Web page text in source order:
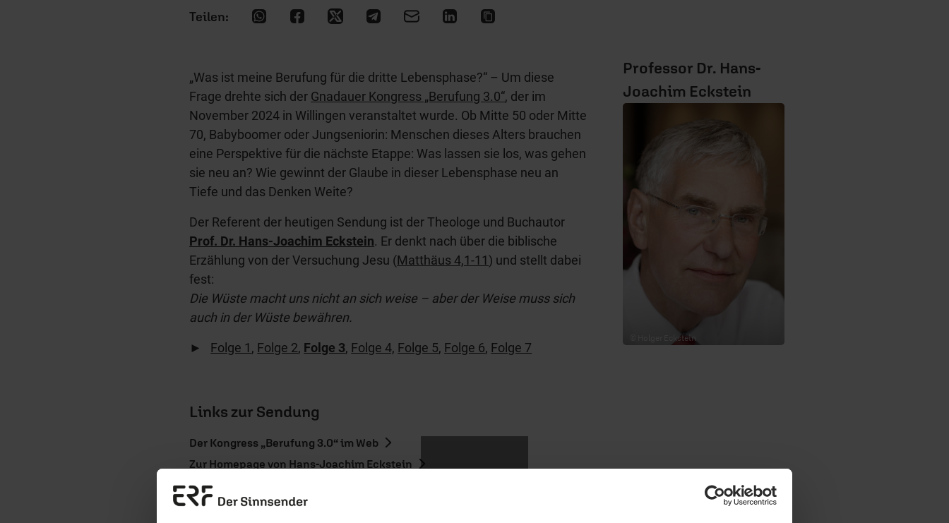
„Was ist meine Berufung für die dritte Lebensphase?“ – Um diese
Frage drehte sich der Gnadauer Kongress „Berufung 3.0“, der im
November 2024 in Willingen veranstaltet wurde. Ob Mitte 50 oder Mitte
70, Babyboomer oder Jungseniorin: Menschen dieses Alters brauchen
eine Perspektive für die nächste Etappe: Was lassen sie los, was gehen
sie neu an? Wie gewinnt der Glaube in dieser Lebensphase neu an
Tiefe und das Denken Weite?
Der Referent der heutigen Sendung ist der Theologe und Buchautor
Prof. Dr. Hans-Joachim Eckstein. Er denkt nach über die biblische
Erzählung von der Versuchung Jesu (Matthäus 4,1-11) und stellt dabei
fest:
Die Wüste macht uns nicht an sich weise – aber der Weise muss sich
auch in der Wüste bewähren.
► Folge 1 , Folge 2, Folge 3, Folge 4, Folge 5, Folge 6, Folge 7
Professor Dr. Hans-
Joachim Eckstein
© Holger Eckstein
Links zur Sendung
Der Kongress „Berufung 3.0“ im Web
Zur Homepage von Hans-Joachim Eckstein
Produkte zur Sendung
Erzähl mal!